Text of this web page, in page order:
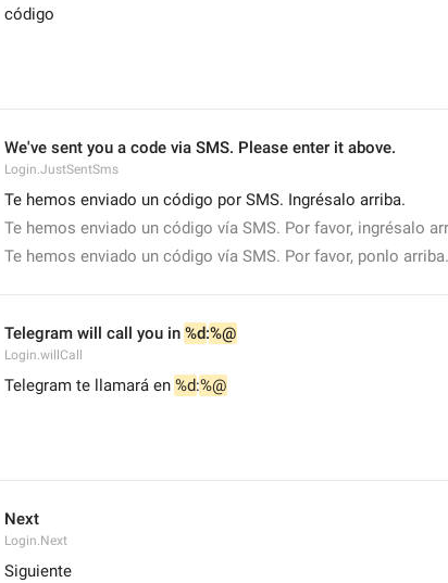
código
We've sent you a code via SMS. Please enter it above.
Login.JustSentSms
Te hemos enviado un código por SMS. Ingrésalo arriba.
Te hemos enviado un código vía SMS. Por favor, ingrésalo
Te hemos enviado un código vía SMS. Por favor, ponlo arriba.
Telegram will call you in %d:%@
Login.willCall
Telegram te llamará en %d:%@
Next
Login.Next
Siguiente